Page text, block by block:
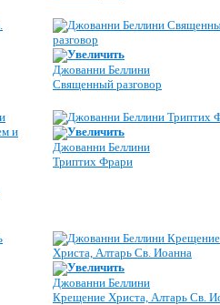
Увеличить
Джованни Беллини
Священный разговор
Увеличить
Джованни Беллини
Триптих Фрари
Увеличить
Джованни Беллини
Крещение Христа, Алтарь Св.